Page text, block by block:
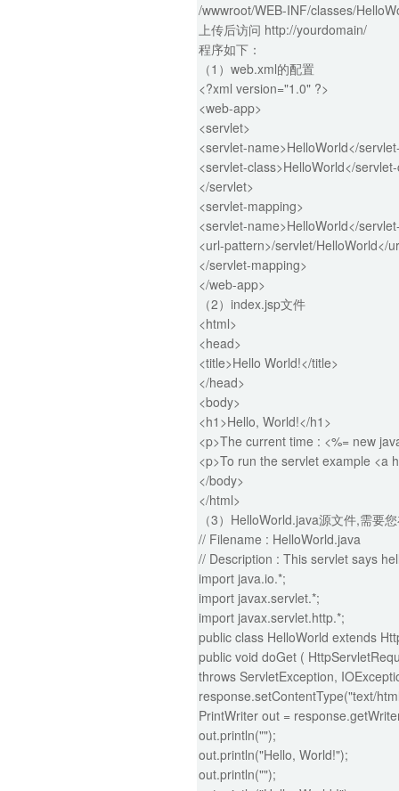
/wwwroot/WEB-INF/classes/
上传后访问 http://yourdomain/
程序如下：
（1）web.xml的配置
<?xml version="1.0" ?>
<web-app>
<servlet>
<servlet-name>HelloWorld</
<servlet-class>HelloWorld</
</servlet>
<servlet-mapping>
<servlet-name>HelloWorld</
<url-pattern>/servlet/HelloWorld</
</servlet-mapping>
</web-app>
（2）index.jsp文件
<html>
<head>
<title>Hello World!</title>
</head>
<body>
<h1>Hello, World!</h1>
<p>The current time : <%= new
<p>To run the servlet example <a
</body>
</html>
（3）HelloWorld.java源文件,需要
// Filename : HelloWorld.java
// Description : This servlet says
import java.io.*;
import javax.servlet.*;
import javax.servlet.http.*;
public class HelloWorld extends
public void doGet (
throws ServletException,
response.setContentType("text/
PrintWriter out =
out.println("");
out.println("Hello, World!");
out.println("");